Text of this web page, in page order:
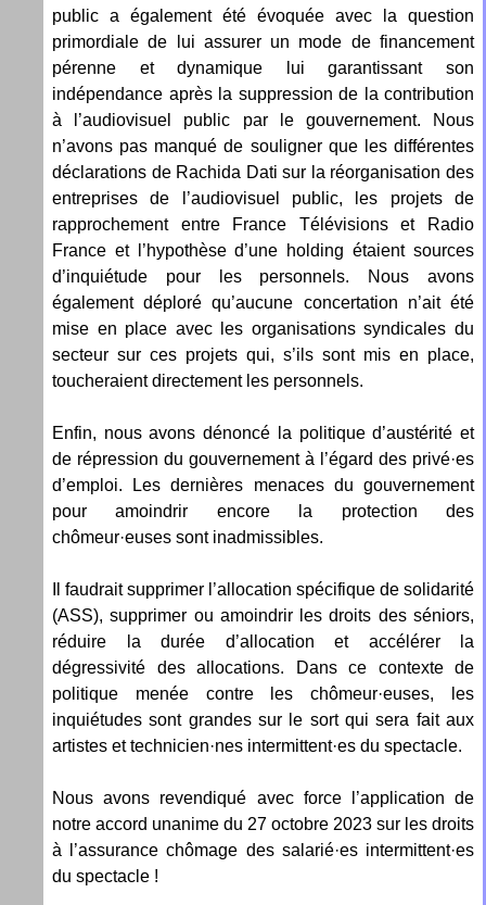
public a également été évoquée avec la question
primordiale de lui assurer un mode de financement
pérenne et dynamique lui garantissant son
indépendance après la suppression de la contribution
à l’audiovisuel public par le gouvernement. Nous
n’avons pas manqué de souligner que les différentes
déclarations de Rachida Dati sur la réorganisation des
entreprises de l’audiovisuel public, les projets de
rapprochement entre France Télévisions et Radio
France et l’hypothèse d’une holding étaient sources
d’inquiétude pour les personnels. Nous avons
également déploré qu’aucune concertation n’ait été
mise en place avec les organisations syndicales du
secteur sur ces projets qui, s’ils sont mis en place,
toucheraient directement les personnels.
Enfin, nous avons dénoncé la politique d’austérité et
de répression du gouvernement à l’égard des privé·es
d’emploi. Les dernières menaces du gouvernement
pour amoindrir encore la protection des
chômeur·euses sont inadmissibles.
Il faudrait supprimer l’allocation spécifique de solidarité
(ASS), supprimer ou amoindrir les droits des séniors,
réduire la durée d’allocation et accélérer la
dégressivité des allocations. Dans ce contexte de
politique menée contre les chômeur·euses, les
inquiétudes sont grandes sur le sort qui sera fait aux
artistes et technicien·nes intermittent·es du spectacle.
Nous avons revendiqué avec force l’application de
notre accord unanime du 27 octobre 2023 sur les droits
à l’assurance chômage des salarié·es intermittent·es
du spectacle !